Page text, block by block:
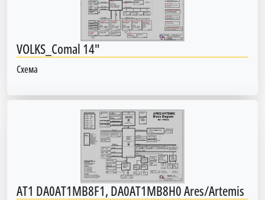
VOLKS_Comal 14"
Схема
AT1 DA0AT1MB8F1, DA0AT1MB8H0 Ares/Artemis